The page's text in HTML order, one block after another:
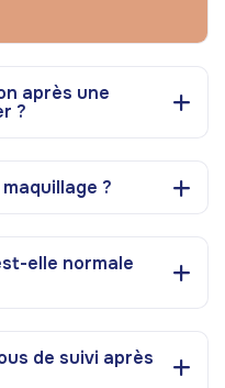
après une
?
?
elle normale
de suivi après